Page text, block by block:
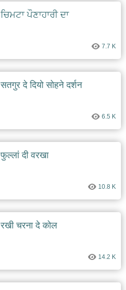
ਚਿਮਟਾ ਪੌਣਾਹਾਰੀ ਦਾ
7.7 K
सतगुर दे दियो सोहने दर्शन
6.5 K
फुल्लां दी वरखा
10.8 K
रखी चरना दे कोल
14.2 K